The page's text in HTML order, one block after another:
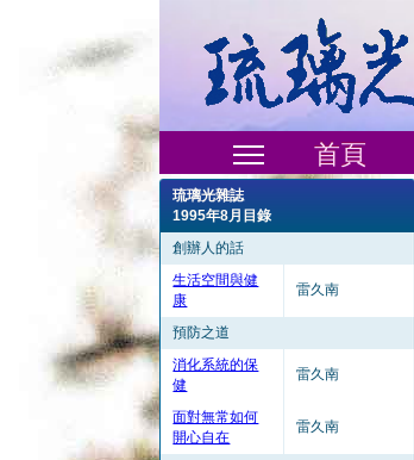
首頁
琉璃光雜誌
1995年8月目錄
創辦人的話
生活空間與健
康
雷久南
預防之道
消化系統的保
健
雷久南
面對無常如何
開心自在
雷久南